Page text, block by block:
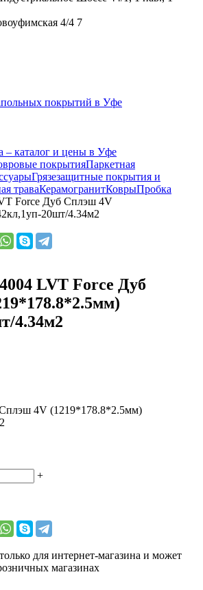
4/4 7
покрытий в Уфе
– каталог и цены в Уфе
покрытияПаркетная
Грязезащитные покрытия и
траваКерамогранитКоврыПробка
Force Дуб Сплэш 4V
20шт/4.34м2
LVT Force Дуб
4.34м2
4V (1219*178.8*2.5мм)
+
для интернет-магазина и может
магазинах